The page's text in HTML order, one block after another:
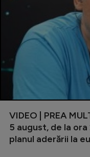
VIDEO | PREA
5 august, de la
planul aderării la